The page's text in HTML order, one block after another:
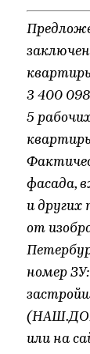
3 400
5
фасада,
и
от
номер
или на